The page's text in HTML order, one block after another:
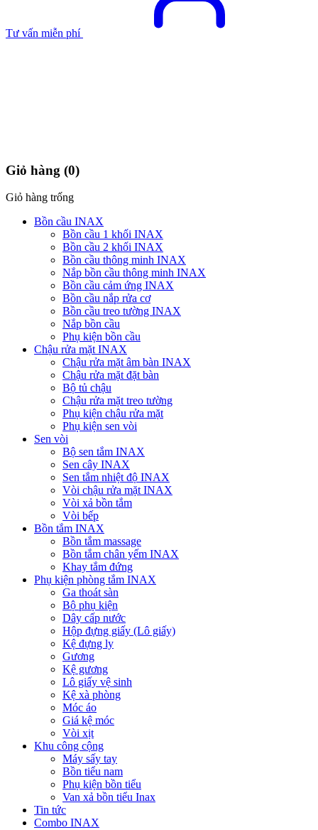
Tư vấn miễn phí
Giỏ hàng (0)
Giỏ hàng trống
Bồn cầu INAX
Bồn cầu 1 khối INAX
Bồn cầu 2 khối INAX
Bồn cầu thông minh INAX
Nắp bồn cầu thông minh INAX
Bồn cầu cảm ứng INAX
Bồn cầu nắp rửa cơ
Bồn cầu treo tường INAX
Nắp bồn cầu
Phụ kiện bồn cầu
Chậu rửa mặt INAX
Chậu rửa mặt âm bàn INAX
Chậu rửa mặt đặt bàn
Bộ tủ chậu
Chậu rửa mặt treo tường
Phụ kiện chậu rửa mặt
Phụ kiện sen vòi
Sen vòi
Bộ sen tắm INAX
Sen cây INAX
Sen tắm nhiệt độ INAX
Vòi chậu rửa mặt INAX
Vòi xả bồn tắm
Vòi bếp
Bồn tắm INAX
Bồn tắm massage
Bồn tắm chân yếm INAX
Khay tắm đứng
Phụ kiện phòng tắm INAX
Ga thoát sàn
Bộ phụ kiện
Dây cấp nước
Hộp đựng giấy (Lô giấy)
Kệ đựng ly
Gương
Kệ gương
Lô giấy vệ sinh
Kệ xà phòng
Móc áo
Giá kệ móc
Vòi xịt
Khu công cộng
Máy sấy tay
Bồn tiểu nam
Phụ kiện bồn tiểu
Van xả bồn tiểu Inax
Tin tức
Combo INAX